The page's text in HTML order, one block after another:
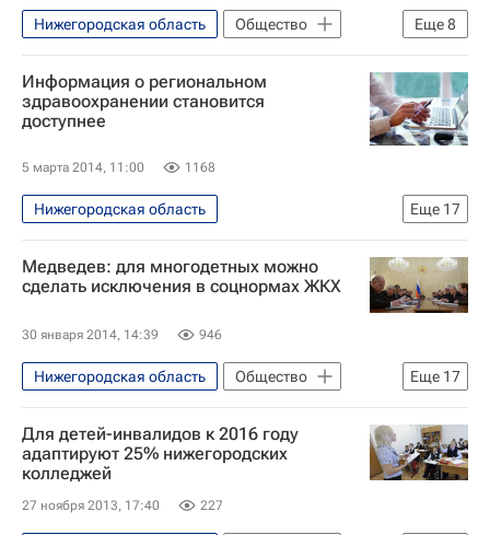
Приволжский ФО
Русская православная церковь
Православная служба помощи "Милосердие"
Здоровье
Республика Татарстан (Татарстан)
Иркутская область
Приморский край
Новосибирская область
Волгоградская область
Самарская область
Краснодарский край
Ростовская область
Дальневосточный ФО
Весь мир
Сибирский ФО
Приволжский ФО
CAF Россия
Еще8
Нижегородская область
Общество
Жизнь без преград
Нижний Новгород
Весь мир
Европа
Приволжский ФО
Детские вопросы
Россия
Информация о региональном
здравоохранении становится
доступнее
5 марта 2014, 11:00 1168
Еще 17
Нижегородская область
Астраханская область
Липецкая область
Архангельская область
Ульяновская область
Здоровье
Самарская область
Калининградская область
Волгоградская область
Центральный ФО
Весь мир
Медведев: для многодетных можно
сделать исключения в соцнормах ЖКХ
30 января 2014, 14:39 946
Еще 17
Нижегородская область
Общество
Красноярский край
Забайкальский край
Ростов-на-Дону
Владимирская область
Орловская область
Для детей-инвалидов к 2016 году
адаптируют 25% нижегородских
колледжей
27 ноября 2013, 17:40 227